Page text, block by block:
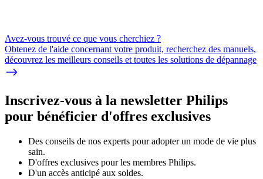
Avez-vous trouvé ce que vous cherchiez ?
Obtenez de l'aide concernant votre produit, recherchez des manuels,
découvrez les meilleurs conseils et toutes les solutions de dépannage
Inscrivez-vous à la newsletter Philips
pour bénéficier d'offres exclusives
Des conseils de nos experts pour adopter un mode de vie plus
sain.
D'offres exclusives pour les membres Philips.
D'un accès anticipé aux soldes.